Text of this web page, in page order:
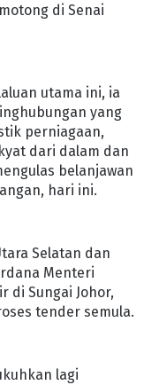
di Senai
utama ini, ia
yang
perniagaan,
dari dalam dan
belanjawan
hari ini.
Selatan dan
Menteri
di Sungai Johor,
tender semula.
lagi